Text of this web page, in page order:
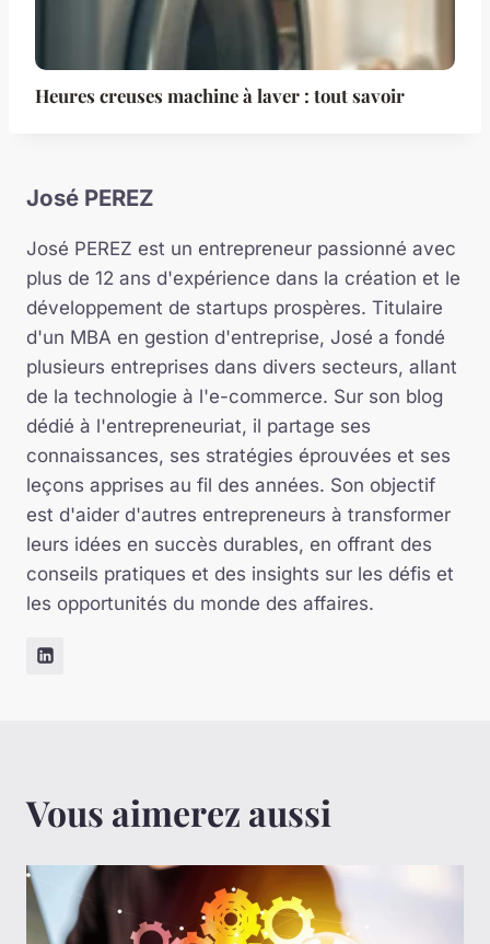
Heures creuses machine à laver : tout savoir
José PEREZ
José PEREZ est un entrepreneur passionné avec
plus de 12 ans d'expérience dans la création et le
développement de startups prospères. Titulaire
d'un MBA en gestion d'entreprise, José a fondé
plusieurs entreprises dans divers secteurs, allant
de la technologie à l'e-commerce. Sur son blog
dédié à l'entrepreneuriat, il partage ses
connaissances, ses stratégies éprouvées et ses
leçons apprises au fil des années. Son objectif
est d'aider d'autres entrepreneurs à transformer
leurs idées en succès durables, en offrant des
conseils pratiques et des insights sur les défis et
les opportunités du monde des affaires.
Vous aimerez aussi